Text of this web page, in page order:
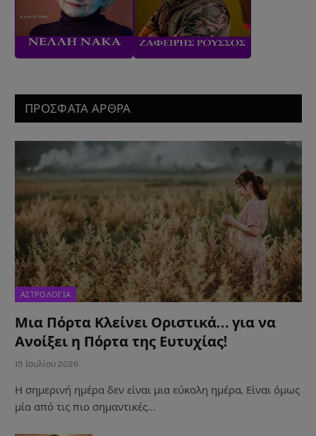
ΠΡΟΣΦΑΤΑ ΑΡΘΡΑ
ΑΣΤΡΟΛΟΓΙΑ
Μια Πόρτα Κλείνει Οριστικά… για να
Ανοίξει η Πόρτα της Ευτυχίας!
15 Ιουλίου 2026
Η σημερινή ημέρα δεν είναι μια εύκολη ημέρα. Είναι όμως
μία από τις πιο σημαντικές…